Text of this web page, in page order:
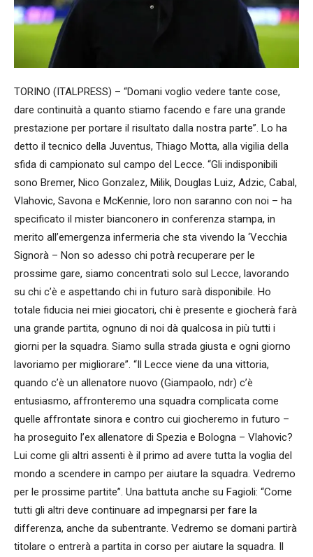
TORINO (ITALPRESS) – “Domani voglio vedere tante cose,
dare continuità a quanto stiamo facendo e fare una grande
prestazione per portare il risultato dalla nostra parte”. Lo ha
detto il tecnico della Juventus, Thiago Motta, alla vigilia della
sfida di campionato sul campo del Lecce. “Gli indisponibili
sono Bremer, Nico Gonzalez, Milik, Douglas Luiz, Adzic, Cabal,
Vlahovic, Savona e McKennie, loro non saranno con noi – ha
specificato il mister bianconero in conferenza stampa, in
merito all’emergenza infermeria che sta vivendo la ‘Vecchia
Signorà – Non so adesso chi potrà recuperare per le
prossime gare, siamo concentrati solo sul Lecce, lavorando
su chi c’è e aspettando chi in futuro sarà disponibile. Ho
totale fiducia nei miei giocatori, chi è presente e giocherà farà
una grande partita, ognuno di noi dà qualcosa in più tutti i
giorni per la squadra. Siamo sulla strada giusta e ogni giorno
lavoriamo per migliorare”. “Il Lecce viene da una vittoria,
quando c’è un allenatore nuovo (Giampaolo, ndr) c’è
entusiasmo, affronteremo una squadra complicata come
quelle affrontate sinora e contro cui giocheremo in futuro –
ha proseguito l’ex allenatore di Spezia e Bologna – Vlahovic?
Lui come gli altri assenti è il primo ad avere tutta la voglia del
mondo a scendere in campo per aiutare la squadra. Vedremo
per le prossime partite”. Una battuta anche su Fagioli: “Come
tutti gli altri deve continuare ad impegnarsi per fare la
differenza, anche da subentrante. Vedremo se domani partirà
titolare o entrerà a partita in corso per aiutare la squadra. Il